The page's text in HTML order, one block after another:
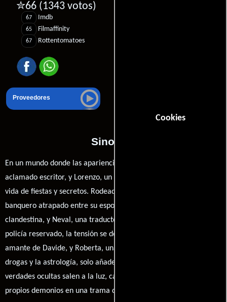
Cookies
✮66 (1343 votos)
67 Imdb
65 Filmaffinity
67 Rottentomatoes
Proveedores
Sinopsis
En un mundo donde las apariencias engañan, Davide, un
aclamado escritor, y Lorenzo, un publicista ambicioso, viven una
vida de fiestas y secretos. Rodeados de amigos como Antonio, un
banquero atrapado entre su esposa psicóloga y una amante
clandestina, y Neval, una traductora casada con un oficial de
policía reservado, la tensión se desata. Sergio, el sarcástico ex
amante de Davide, y Roberta, una joven obsesionada con las
drogas y la astrología, solo añaden más caos. A medida que las
verdades ocultas salen a la luz, cada personaje se enfrenta a sus
propios demonios en una trama de pasión y traición.